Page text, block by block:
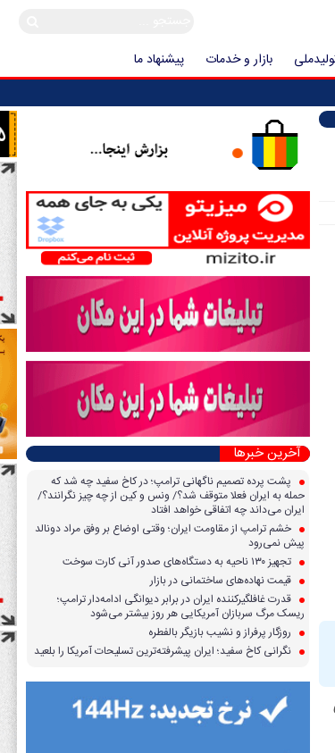
بازار و خدمات پیشنهاد ما
آخرین خبرها
پشت پرده تصمیم ناگهانی ترامپ؛ در کاخ سفید چه شد که
حمله به ایران فعلا متوقف شد؟/ ونس و کین از چه چیز نگرانند؟/
ایران می‌داند چه اتفاقی خواهد افتاد
خشم ترامپ از مقاومت ایران؛ وقتی اوضاع بر وفق مراد دونالد
پیش نمی‌رود
تجهیز ۱۳۰ ناحیه به دستگاه‌های صدور آنی کارت سوخت
قیمت نهاده‌های ساختمانی در بازار
قدرت غافلگیرکننده ایران در برابر دیوانگی ادامه‌دار ترامپ؛
ریسک مرگ سربازان آمریکایی هر روز بیشتر می‌شود
روزگار پرفراز و نشیب بازیگر بالفطره
نگرانی کاخ سفید؛ ایران پیشرفته‌ترین تسلیحات آمریکا را بلعید